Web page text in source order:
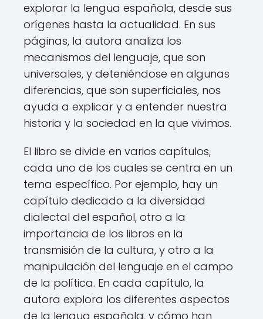
explorar la lengua española, desde sus
orígenes hasta la actualidad. En sus
páginas, la autora analiza los
mecanismos del lenguaje, que son
universales, y deteniéndose en algunas
diferencias, que son superficiales, nos
ayuda a explicar y a entender nuestra
historia y la sociedad en la que vivimos.
El libro se divide en varios capítulos,
cada uno de los cuales se centra en un
tema específico. Por ejemplo, hay un
capítulo dedicado a la diversidad
dialectal del español, otro a la
importancia de los libros en la
transmisión de la cultura, y otro a la
manipulación del lenguaje en el campo
de la política. En cada capítulo, la
autora explora los diferentes aspectos
de la lengua española, y cómo han